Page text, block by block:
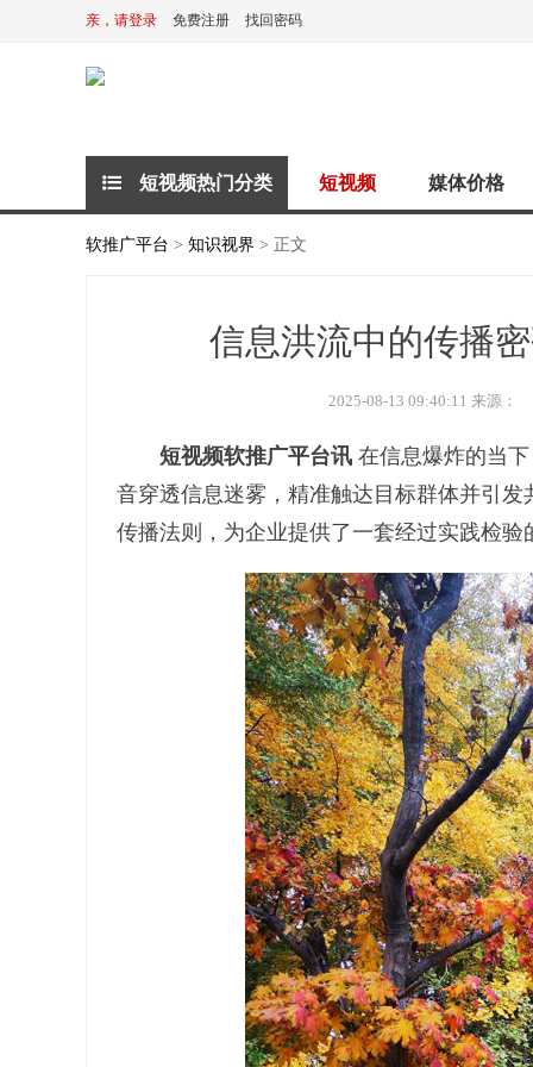
亲，请登录 免费注册 找回密码
短视频热门分类 短视频 媒体价格
软推广平台 > 知识视界 > 正文
信息洪流中的传播
2025-08-13 09:40:11 来源：
短视频软推广平台讯 在信息爆炸的当
音穿透信息迷雾，精准触达目标群体并引
传播法则，为企业提供了一套经过实践检验